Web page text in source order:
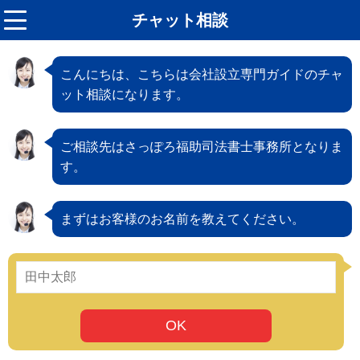
チャット相談
こんにちは、こちらは会社設立専門ガイドのチャ
ット相談になります。
ご相談先はさっぽろ福助司法書士事務所となりま
す。
まずはお客様のお名前を教えてください。
OK